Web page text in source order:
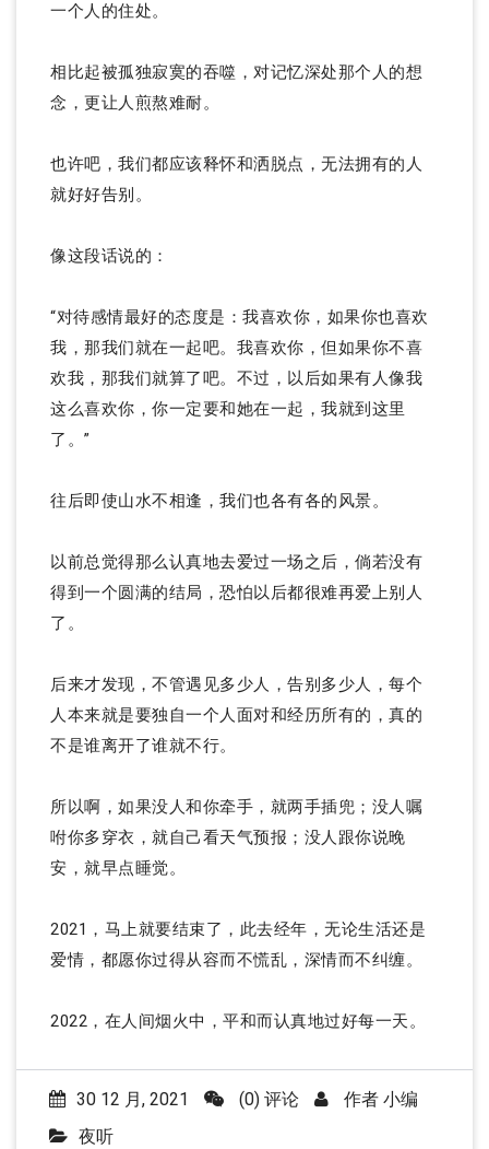
一个人的住处。
相比起被孤独寂寞的吞噬，对记忆深处那个人的想
念，更让人煎熬难耐。
也许吧，我们都应该释怀和洒脱点，无法拥有的人
就好好告别。
像这段话说的：
“对待感情最好的态度是：我喜欢你，如果你也喜欢
我，那我们就在一起吧。我喜欢你，但如果你不喜
欢我，那我们就算了吧。不过，以后如果有人像我
这么喜欢你，你一定要和她在一起，我就到这里
了。”
往后即使山水不相逢，我们也各有各的风景。
以前总觉得那么认真地去爱过一场之后，倘若没有
得到一个圆满的结局，恐怕以后都很难再爱上别人
了。
后来才发现，不管遇见多少人，告别多少人，每个
人本来就是要独自一个人面对和经历所有的，真的
不是谁离开了谁就不行。
所以啊，如果没人和你牵手，就两手插兜；没人嘱
咐你多穿衣，就自己看天气预报；没人跟你说晚
安，就早点睡觉。
2021，马上就要结束了，此去经年，无论生活还是
爱情，都愿你过得从容而不慌乱，深情而不纠缠。
2022，在人间烟火中，平和而认真地过好每一天。
30 12 月, 2021 (0) 评论 作者 小编
夜听